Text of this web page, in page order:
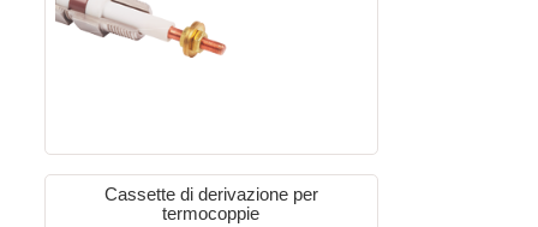
Cassette di derivazione per
termocoppie